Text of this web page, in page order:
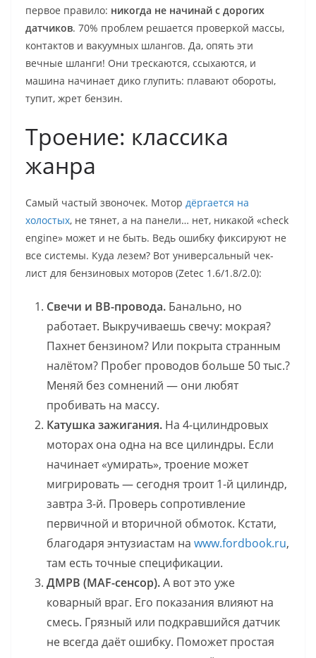
первое правило: никогда не начинай с дорогих
датчиков. 70% проблем решается проверкой массы,
контактов и вакуумных шлангов. Да, опять эти
вечные шланги! Они трескаются, ссыхаются, и
машина начинает дико глупить: плавают обороты,
тупит, жрет бензин.
Троение: классика
жанра
Самый частый звоночек. Мотор дёргается на
холостых, не тянет, а на панели… нет, никакой «check
engine» может и не быть. Ведь ошибку фиксируют не
все системы. Куда лезем? Вот универсальный чек-
лист для бензиновых моторов (Zetec 1.6/1.8/2.0):
Свечи и ВВ-провода. Банально, но
работает. Выкручиваешь свечу: мокрая?
Пахнет бензином? Или покрыта странным
налётом? Пробег проводов больше 50 тыс.?
Меняй без сомнений — они любят
пробивать на массу.
Катушка зажигания. На 4-цилиндровых
моторах она одна на все цилиндры. Если
начинает «умирать», троение может
мигрировать — сегодня троит 1-й цилиндр,
завтра 3-й. Проверь сопротивление
первичной и вторичной обмоток. Кстати,
благодаря энтузиастам на www.fordbook.ru,
там есть точные спецификации.
ДМРВ (MAF-сенсор).А вот это уже
коварный враг. Его показания влияют на
смесь. Грязный или подкравшийся датчик
не всегда даёт ошибку. Поможет простая